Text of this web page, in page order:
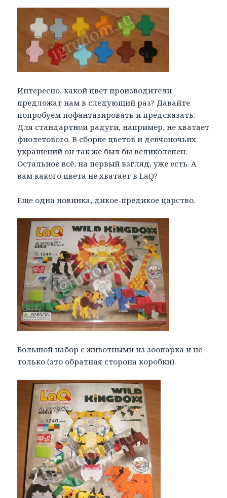
Интересно, какой цвет производители
предложат нам в следующий раз? Давайте
попробуем пофантазировать и предсказать.
Для стандартной радуги, например, не хватает
фиолетового. В сборке цветов и девчоночьих
украшений он так же был бы великолепен.
Остальное всё, на первый взгляд, уже есть. А
вам какого цвета не хватает в LaQ?
Еще одна новинка, дикое-предикое царство.
Большой набор с животными из зоопарка и не
только (это обратная сторона коробки).